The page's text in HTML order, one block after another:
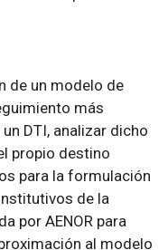
de un modelo de
más
DTI, analizar dicho
propio destino
para la formulación
de la
por AENOR para
al modelo